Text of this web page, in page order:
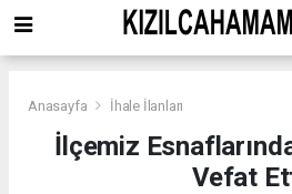
Anasayfa İhale İlanları
İlçemiz
Vefat